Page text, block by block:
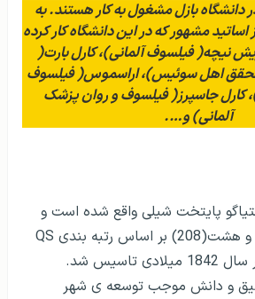
دانشگاه بازل مشغول به کار هستند. به
اساتید مشهور که در این دانشگاه کار کرده
نیچه( فیلسوف آلمانی)، کارل بارت(
اهل سوئیس)، اراسموس( فیلسوف
کارل جاسپرز( فیلسوف و روان پزشک
آلمانی) و….
پایتخت شیلی واقع شده است و
دارای رتبه ی دویست و هشت(208) بر اساس رتبه بندی QS
است. این دانشگاه در سال 1842 میلادی تاسیس شد.
و دانش موجب توسعه ی شهر